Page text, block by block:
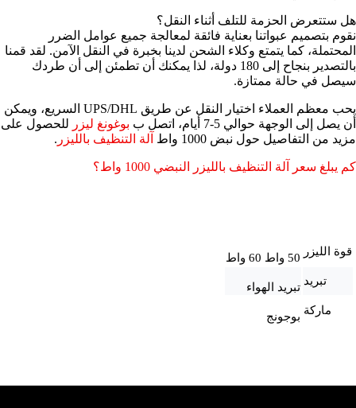
هل ستتعرض الحزمة للتلف أثناء النقل؟
نقوم بتصميم عبواتنا بعناية فائقة لمعالجة جميع عوامل الضرر
المحتملة، كما يتمتع وكلاء الشحن لدينا بخبرة في النقل الآمن. لقد قمنا
بالتصدير بنجاح إلى 180 دولة، لذا يمكنك أن تطمئن إلى أن طردك
سيصل في حالة ممتازة.
يحب معظم العملاء اختيار النقل عن طريق UPS/DHL السريع، ويمكن
أن يصل إلى الوجهة حوالي 5-7 أيام، اتصل ب
بوغونغ ليزر للحصول على
مزيد من التفاصيل حول نبض 1000 واط
آلة التنظيف بالليزر .
كم يبلغ سعر آلة التنظيف بالليزر النبضي 1000 واط؟
قوة الليزر 50 واط 60 واط
تبريد تبريد الهواء
ماركة بوجونج